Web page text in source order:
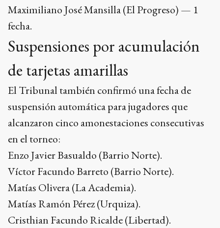
Maximiliano José Mansilla (El Progreso) — 1
fecha.
Suspensiones por acumulación
de tarjetas amarillas
El Tribunal también confirmó una fecha de
suspensión automática para jugadores que
alcanzaron cinco amonestaciones consecutivas
en el torneo:
Enzo Javier Basualdo (Barrio Norte).
Víctor Facundo Barreto (Barrio Norte).
Matías Olivera (La Academia).
Matías Ramón Pérez (Urquiza).
Cristhian Facundo Ricalde (Libertad).